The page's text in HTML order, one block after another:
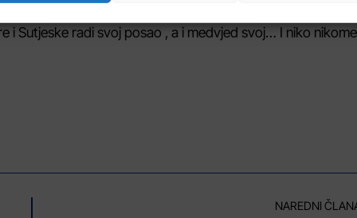
i Sutjeske radi svoj posao , a i medvjed svoj… I niko
NAREDNI